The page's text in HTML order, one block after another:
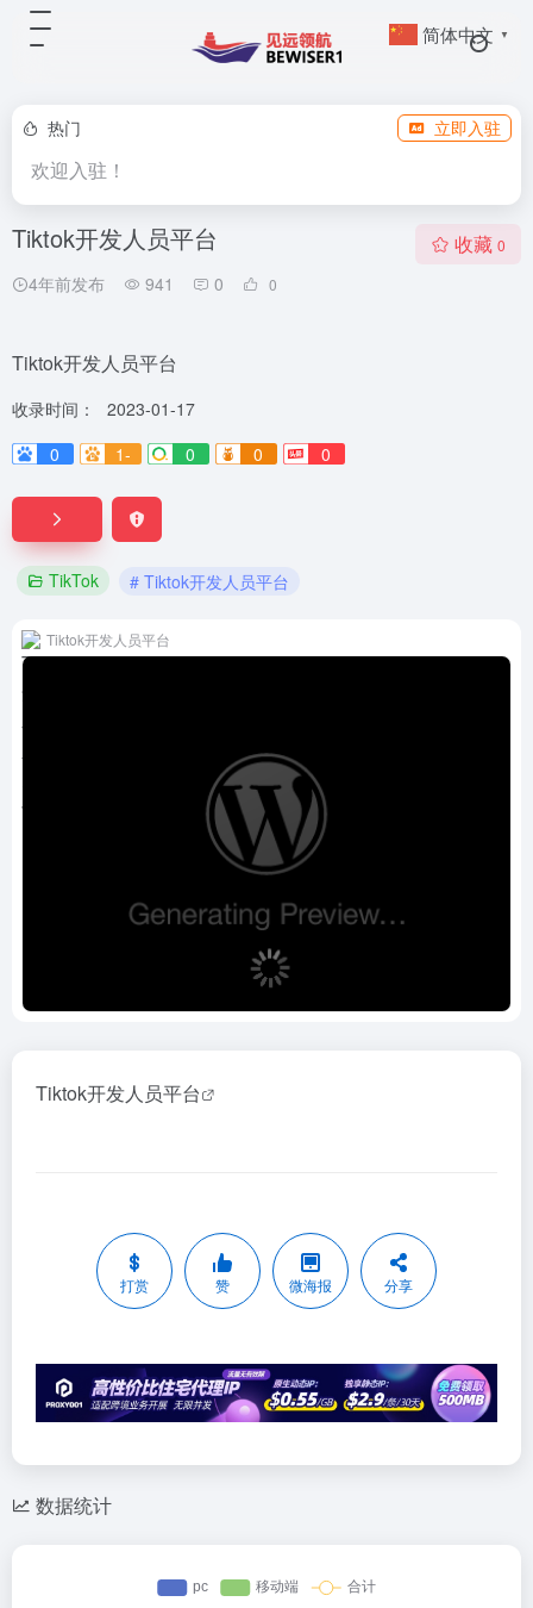
热门 立即入驻
欢迎入驻！
Tiktok开发人员平台
4年前发布 941 0 0
收藏 0
Tiktok开发人员平台
收录时间：
2023-01-17
0
1- 0 0 0
TikTok # Tiktok开发人员平台
Tiktok开发人员平台
Tiktok开发人员平台
打赏 赞 微海报 分享
数据统计
简体中文 ▼